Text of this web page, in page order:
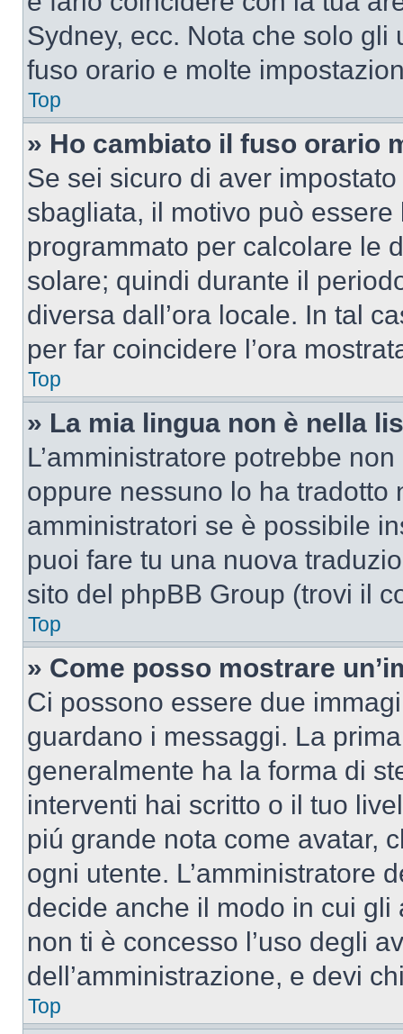
Sydney, ecc. Nota che solo
fuso orario e molte
Top
» Ho cambiato il fuso orario
Se sei sicuro di aver
sbagliata, il motivo può essere
programmato per calcolare le
solare; quindi durante il
diversa dall’ora locale. In tal
per far coincidere l’ora
Top
» La mia lingua non è nella
L’amministratore potrebbe
oppure nessuno lo ha
amministratori se è possibile
puoi fare tu una nuova
sito del phpBB Group (trovi il
Top
» Come posso mostrare
Ci possono essere due
guardano i messaggi. La
generalmente ha la forma di
interventi hai scritto o il tuo
piú grande nota come avatar,
ogni utente. L’amministratore
decide anche il modo in cui
non ti è concesso l’uso degli
dell’amministrazione, e devi
Top